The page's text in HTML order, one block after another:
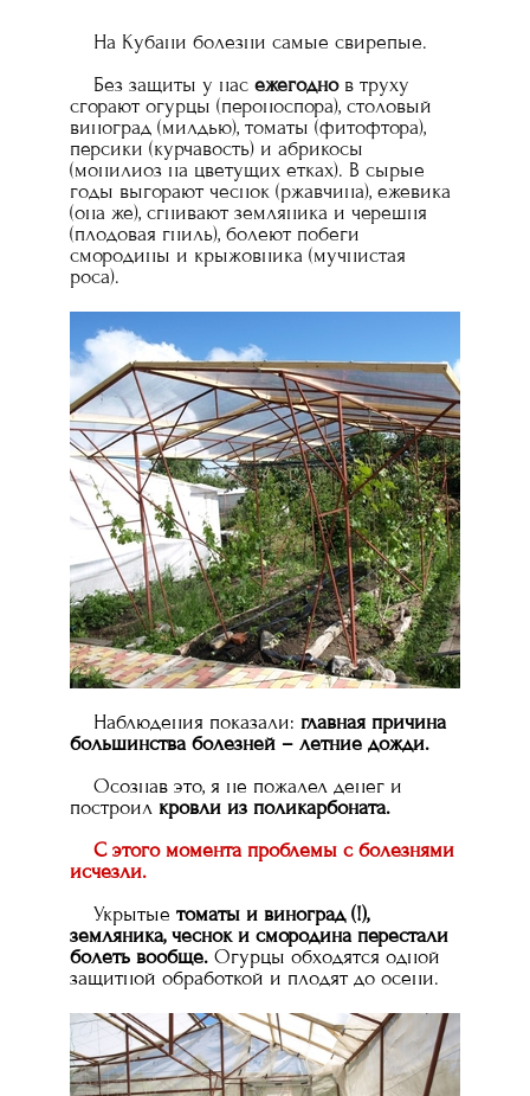
На Кубани болезни самые свирепые.
Без защиты у нас ежегоднов труху
сгорают огурцы (пероноспора), столовый
виноград (милдью), томаты (фитофтора),
персики (курчавость) и абрикосы
(монилиоз на цветущих етках). В сырые
годы выгорают чеснок (ржавчина), ежевика
(она же), сгнивают земляника и черешня
(плодовая гниль), болеют побеги
смородины и крыжовника (мучнистая
роса).
Наблюдения показали: главная причина
большинства болезней – летние дожди.
Осознав это, я не пожалел денег и
построил кровли из поликарбоната.
С этого момента проблемы с болезнями
исчезли.
Укрытые томаты и виноград (!),
земляника, чеснок и смородина перестали
болеть вообще. Огурцы обходятся одной
защитной обработкой и плодят до осени.